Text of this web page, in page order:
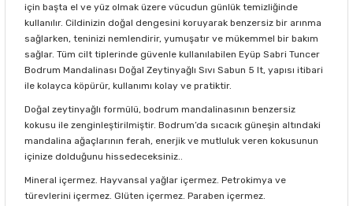
için başta el ve yüz olmak üzere vücudun günlük temizliğinde
kullanılır. Cildinizin doğal dengesini koruyarak benzersiz bir arınma
sağlarken, teninizi nemlendirir, yumuşatır ve mükemmel bir bakım
sağlar. Tüm cilt tiplerinde güvenle kullanılabilen Eyüp Sabri Tuncer
Bodrum Mandalinası Doğal Zeytinyağlı Sıvı Sabun 5 lt, yapısı itibari
ile kolayca köpürür, kullanımı kolay ve pratiktir.
Doğal zeytinyağlı formülü, bodrum mandalinasının benzersiz
kokusu ile zenginleştirilmiştir. Bodrum’da sıcacık güneşin altındaki
mandalina ağaçlarının ferah, enerjik ve mutluluk veren kokusunun
içinize dolduğunu hissedeceksiniz..
Mineral içermez. Hayvansal yağlar içermez. Petrokimya ve
türevlerini içermez. Glüten içermez. Paraben içermez.